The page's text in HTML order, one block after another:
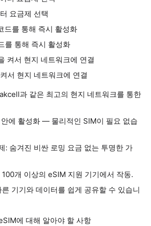
요금제 선택
드를 통해 즉시 활성화
를 통해 즉시 활성화
켜서 현지 네트워크에 연결
서 현지 네트워크에 연결
과 같은 최고의 현지 네트워크를 통한
에 활성화 — 물리적인 SIM이 필요 없습
: 숨겨진 비싼 로밍 요금 없는 투명한 가
개 이상의 eSIM 지원 기기에서 작동.
기기와 데이터를 쉽게 공유할 수 있습니
에 대해 알아야 할 사항